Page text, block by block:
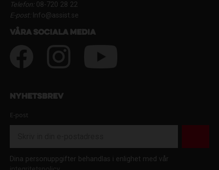
Telefon:08-720 28 22
E-post:Info@assist.se
Våra sociala media
Nyhetsbrev
E-post
Dina personuppgifter behandlas i enlighet med vår